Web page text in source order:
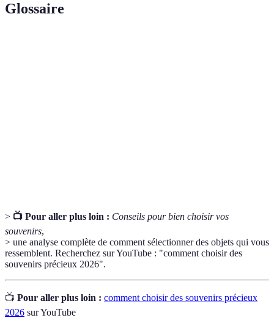
Glossaire
> 📺 Pour aller plus loin : Conseils pour bien choisir vos
souvenirs,
> une analyse complète de comment sélectionner des objets qui vous
ressemblent. Recherchez sur YouTube : "comment choisir des
souvenirs précieux 2026".
📺 Pour aller plus loin : comment choisir des souvenirs précieux
2026 sur YouTube